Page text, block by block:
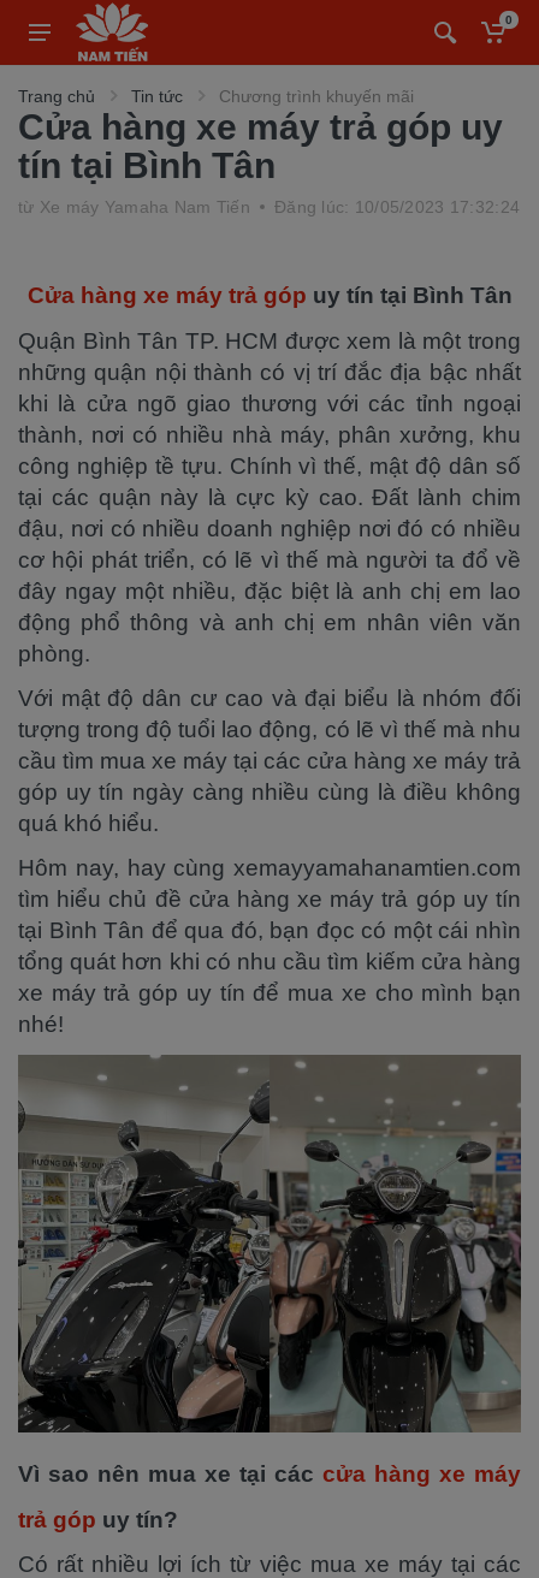
0
Trang chủ Tin tức Chương trình khuyến mãi
Cửa hàng xe máy trả góp uy
tín tại Bình Tân
từ Xe máy Yamaha Nam Tiến Đăng lúc: 10/05/2023 17:32:24
Cửa hàng xe máy trả góp uy tín tại Bình Tân
Quận Bình Tân TP. HCM được xem là một trong
những quận nội thành có vị trí đắc địa bậc nhất
khi là cửa ngõ giao thương với các tỉnh ngoại
thành, nơi có nhiều nhà máy, phân xưởng, khu
công nghiệp tề tựu. Chính vì thế, mật độ dân số
tại các quận này là cực kỳ cao. Đất lành chim
đậu, nơi có nhiều doanh nghiệp nơi đó có nhiều
cơ hội phát triển, có lẽ vì thế mà người ta đổ về
đây ngay một nhiều, đặc biệt là anh chị em lao
động phổ thông và anh chị em nhân viên văn
phòng.
Với mật độ dân cư cao và đại biểu là nhóm đối
tượng trong độ tuổi lao động, có lẽ vì thế mà nhu
cầu tìm mua xe máy tại các cửa hàng xe máy trả
góp uy tín ngày càng nhiều cùng là điều không
quá khó hiểu.
Hôm nay, hay cùng xemayyamahanamtien.com
tìm hiểu chủ đề cửa hàng xe máy trả góp uy tín
tại Bình Tân để qua đó, bạn đọc có một cái nhìn
tổng quát hơn khi có nhu cầu tìm kiếm cửa hàng
xe máy trả góp uy tín để mua xe cho mình bạn
nhé!
Vì sao nên mua xe tại các cửa hàng xe máy
trả góp uy tín?
Có rất nhiều lợi ích từ việc mua xe máy tại các